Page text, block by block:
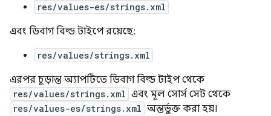
res/values-es/strings.xml
এবং ডিবাগ বিল্ড টাইপে রয়েছে:
res/values/strings.xml
এরপর চূড়ান্ত অ্যাপটিতে ডিবাগ বিল্ড টাইপ থেকে
res/values/strings.xml এবং মূল সোর্স সেট থেকে
res/values-es/strings.xml অন্তর্ভুক্ত করা হয়।